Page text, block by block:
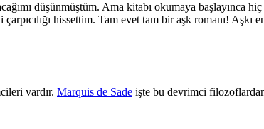
düşünmüştüm. Ama kitabı okumaya başlayınca
hissettim. Tam evet tam bir aşk romanı! Aşkı
vardır. Marquis de Sade işte bu devrimci